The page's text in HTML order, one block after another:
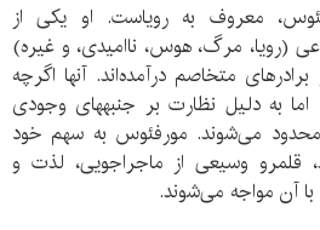
معروف به رویاست. او یکی از
(رویا، مرگ، هوس، ناامیدی، و غیره)
متخاصم درآمده‌اند. آنها اگرچه
بسیار قدرتمند و فناناپذیرند، اما به دلیل نظارت بر جنبه‎‎های وجودی
محدود می‌شوند. مورفئوس به سهم خود
قلمرو وسیعی از ماجراجویی، لذت و
آن مواجه می‌شوند.